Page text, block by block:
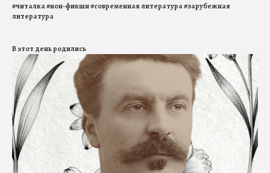
#читалка#нон-фикшн#современная литература#зарубежная
литература
В этот день родились